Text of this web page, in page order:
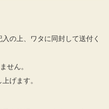
の上、ワタに同封して送付く
せん。
げます。